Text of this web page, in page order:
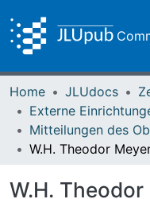
Home JLUdocs
Externe
W.H.